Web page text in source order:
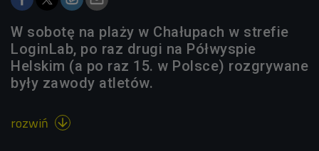
W sobotę na plaży w Chałupach w strefie
LoginLab, po raz drugi na Półwyspie
Helskim (a po raz 15. w Polsce) rozgrywane
były zawody atletów.
rozwiń 